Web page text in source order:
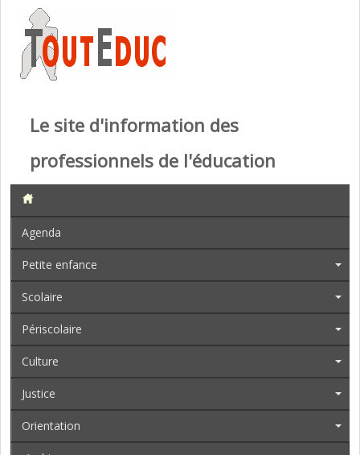
Le site d'information des
professionnels de l'éducation
Agenda
Petite enfance
Scolaire
Périscolaire
Culture
Justice
Orientation